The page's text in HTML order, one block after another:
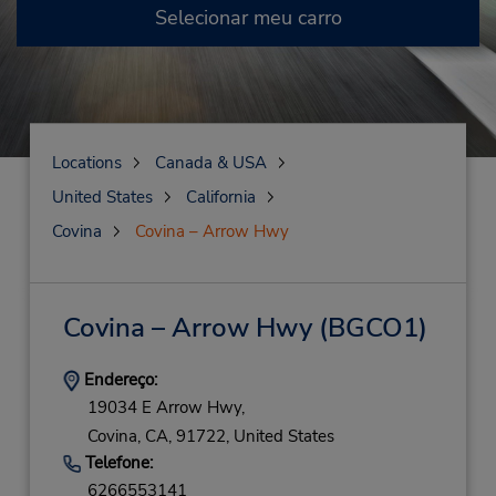
Selecionar meu carro
Locations
Canada & USA
United States
California
Covina
Covina – Arrow Hwy
Covina – Arrow Hwy(BGCO1)
Endereço:
19034 E Arrow Hwy,
Covina, CA, 91722, United States
Telefone:
6266553141